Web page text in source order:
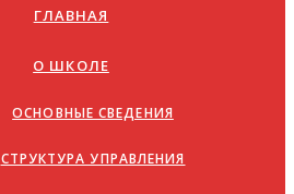
ГЛАВНАЯ
О ШКОЛЕ
ОСНОВНЫЕ СВЕДЕНИЯ
СТРУКТУРА УПРАВЛЕНИЯ